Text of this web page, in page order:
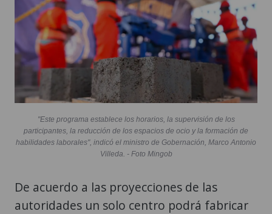
"Este programa establece los horarios, la supervisión de los
participantes, la reducción de los espacios de ocio y la formación de
habilidades laborales", indicó el ministro de Gobernación, Marco Antonio
Villeda. - Foto Mingob
De acuerdo a las proyecciones de las
autoridades un solo centro podrá fabricar